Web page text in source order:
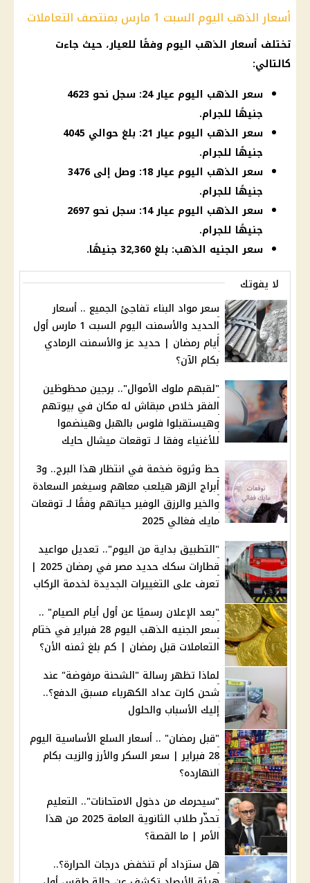
أسعار الذهب اليوم السبت 1 مارس بمنتصف التعاملات
تختلف أسعار الذهب اليوم وفقًا للعيار، حيث جاءت
كالتالي:
سعر الذهب اليوم عيار 24: سجل نحو 4623
جنيهًا للجرام.
سعر الذهب اليوم عيار 21: بلغ حوالي 4045
جنيهًا للجرام.
سعر الذهب اليوم عيار 18: وصل إلى 3476
جنيهًا للجرام.
سعر الذهب اليوم عيار 14: سجل نحو 2697
جنيهًا للجرام.
سعر الجنيه الذهب: بلغ 32,360 جنيهًا.
لا يفوتك
سعر مواد البناء تفاجئ الجميع .. أسعار
الحديد والأسمنت اليوم السبت 1 مارس أول
أيام رمضان | حديد عز والأسمنت الرمادي
بكام الآن؟
"لقبهم ملوك الأموال".. برجين محظوظين
الفقر خلاص مبقاش له مكان في بيوتهم
وهيستقبلوا فلوس بالهبل وهينضموا
للأغنياء وفقا لـ توقعات ميشال حايك
حظ وثروة ضخمة في انتظار هذا البرج.. و3
أبراج الزهر هيلعب معاهم وسيغمر السعادة
والخير والرزق الوفير حياتهم وفقًا لـ توقعات
مايك فغالي 2025
"التطبيق بداية من اليوم".. تعديل مواعيد
قطارات سكك حديد مصر في رمضان 2025 |
تعرف على التغييرات الجديدة لخدمة الركاب
"بعد الإعلان رسميًا عن أول أيام الصيام" ..
سعر الجنيه الذهب اليوم 28 فبراير في ختام
التعاملات قبل رمضان | كم بلغ ثمنه الأن؟
لماذا تظهر رسالة "الشحنة مرفوضة" عند
شحن كارت عداد الكهرباء مسبق الدفع؟..
إليك الأسباب والحلول
"قبل رمضان" .. أسعار السلع الأساسية اليوم
28 فبراير | سعر السكر والأرز والزيت بكام
النهارده؟
"سيحرمك من دخول الامتحانات".. التعليم
تحذّر طلاب الثانوية العامة 2025 من هذا
الأمر | ما القصة؟
هل ستزداد أم تنخفض درجات الحرارة؟..